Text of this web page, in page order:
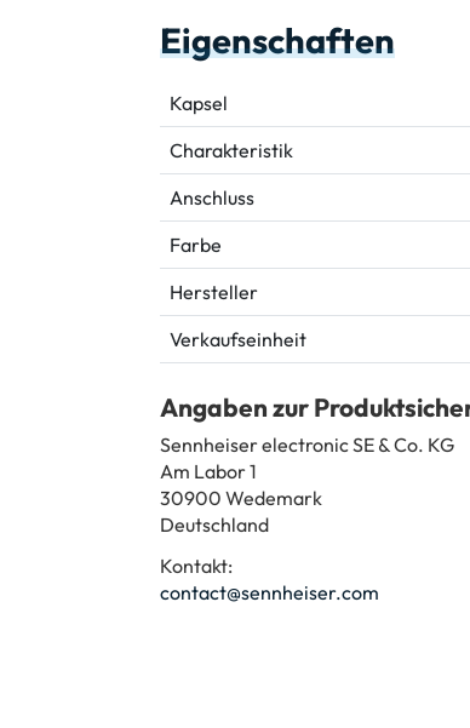
Eigenschaften
Kapsel
Charakteristik
Anschluss
Farbe
Hersteller
Verkaufseinheit
Angaben zur
Sennheiser electronic SE & Co. KG
Am Labor 1
30900 Wedemark
Deutschland
Kontakt:
contact@sennheiser.com